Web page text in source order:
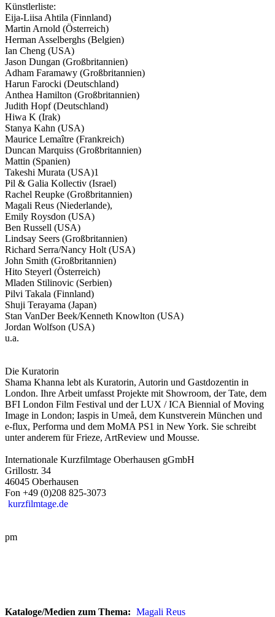
Künstlerliste:
Eija-Liisa Ahtila (Finnland)
Martin Arnold (Österreich)
Herman Asselberghs (Belgien)
Ian Cheng (USA)
Jason Dungan (Großbritannien)
Adham Faramawy (Großbritannien)
Harun Farocki (Deutschland)
Anthea Hamilton (Großbritannien)
Judith Hopf (Deutschland)
Hiwa K (Irak)
Stanya Kahn (USA)
Maurice Lemaître (Frankreich)
Duncan Marquiss (Großbritannien)
Mattin (Spanien)
Takeshi Murata (USA)1
Pil & Galia Kollectiv (Israel)
Rachel Reupke (Großbritannien)
Magali Reus (Niederlande),
Emily Roysdon (USA)
Ben Russell (USA)
Lindsay Seers (Großbritannien)
Richard Serra/Nancy Holt (USA)
John Smith (Großbritannien)
Hito Steyerl (Österreich)
Mladen Stilinovic (Serbien)
Pilvi Takala (Finnland)
Shuji Terayama (Japan)
Stan VanDer Beek/Kenneth Knowlton (USA)
Jordan Wolfson (USA)
u.a.
Die Kuratorin
Shama Khanna lebt als Kuratorin, Autorin und Gastdozentin in
London. Ihre Arbeit umfasst Projekte mit Showroom, der Tate, dem
BFI London Film Festival und der LUX / ICA Biennial of Moving
Image in London; Iaspis in Umeå, dem Kunstverein München und
e-flux, Performa und dem MoMA PS1 in New York. Sie schreibt
unter anderem für Frieze, ArtReview und Mousse.
Internationale Kurzfilmtage Oberhausen gGmbH
Grillostr. 34
46045 Oberhausen
Fon +49 (0)208 825-3073
kurzfilmtage.de
pm
Kataloge/Medien zum Thema: Magali Reus